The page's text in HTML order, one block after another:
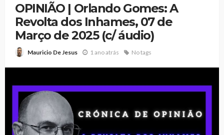
OPINIÃO | Orlando Gomes: A
Revolta dos Inhames, 07 de
Março de 2025 (c/ áudio)
Mauricio De Jesus 1 ano atrás No tags